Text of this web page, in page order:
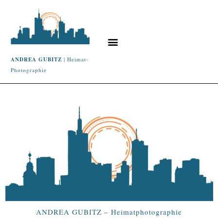
ANDREA GUBITZ | Heimat-
Photographie
ANDREA GUBITZ – Heimatphotographie